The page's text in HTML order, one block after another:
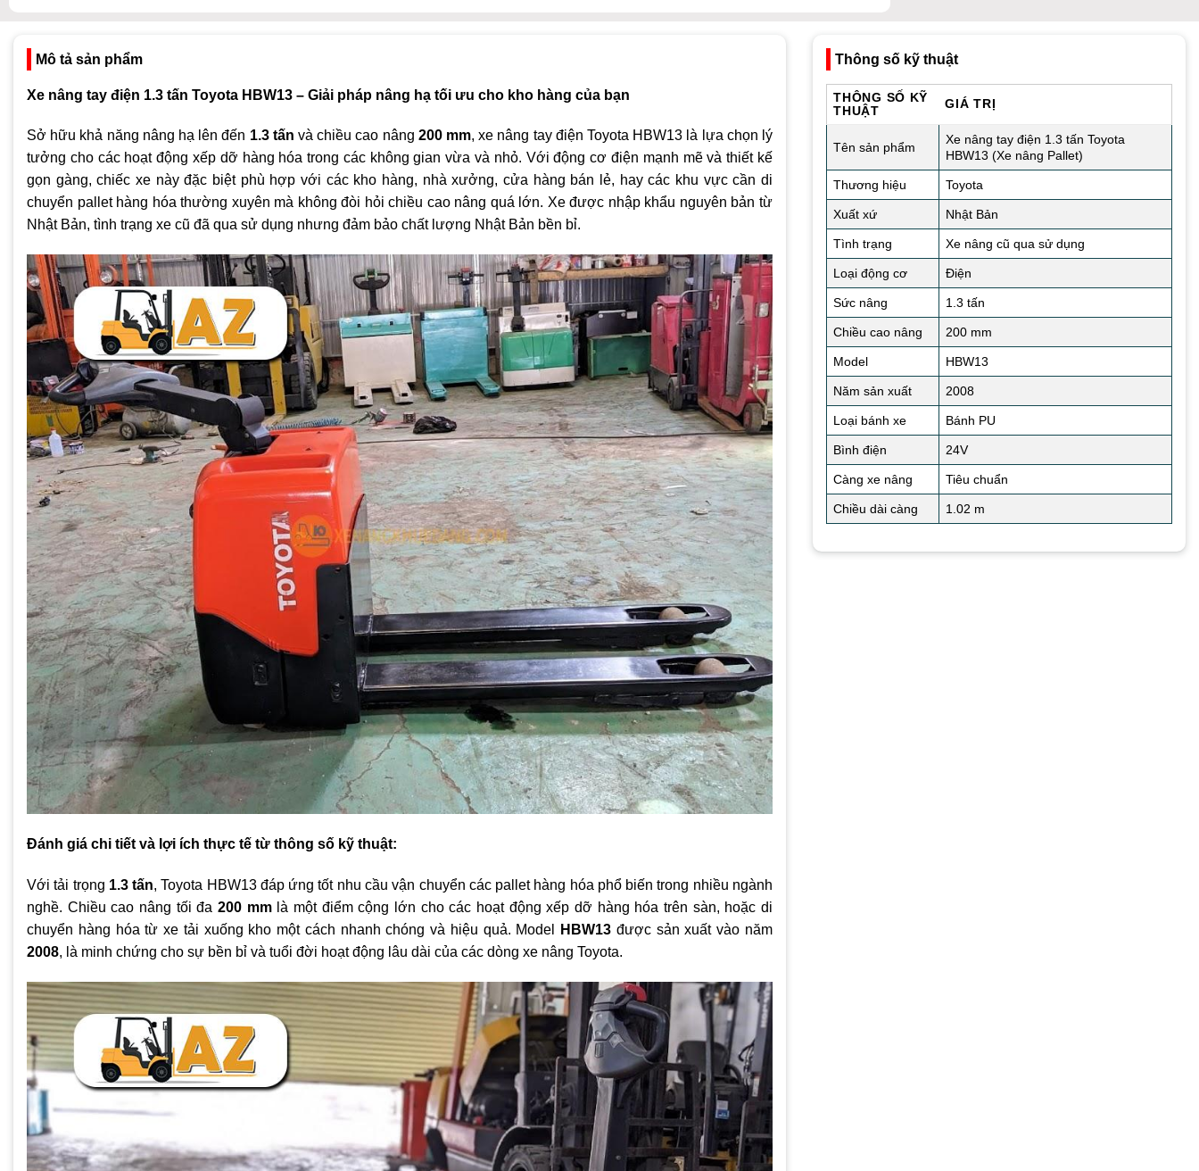
Thông số kỹ thuật
THÔNG SỐ KỸ
THUẬT
GIÁ TRỊ
Tên sản phẩm
Xe nâng tay điện 1.3 tấn Toyota
HBW13 (Xe nâng Pallet)
Thương hiệu Toyota
Xuất xứ Nhật Bản
Tình trạng Xe nâng cũ qua sử dụng
Loại động cơ Điện
Sức nâng 1.3 tấn
Chiều cao nâng 200 mm
Model HBW13
Năm sản xuất 2008
Loại bánh xe Bánh PU
Bình điện 24V
Càng xe nâng Tiêu chuẩn
Chiều dài càng 1.02 m
Mô tả sản phẩm
Xe nâng tay điện 1.3 tấn Toyota HBW13 – Giải pháp nâng hạ tối ưu cho kho hàng của bạn
Sở hữu khả năng nâng hạ lên đến 1.3 tấn và chiều cao nâng 200 mm, xe nâng tay điện Toyota HBW13 là lựa chọn lý
tưởng cho các hoạt động xếp dỡ hàng hóa trong các không gian vừa và nhỏ. Với động cơ điện mạnh mẽ và thiết kế
gọn gàng, chiếc xe này đặc biệt phù hợp với các kho hàng, nhà xưởng, cửa hàng bán lẻ, hay các khu vực cần di
chuyển pallet hàng hóa thường xuyên mà không đòi hỏi chiều cao nâng quá lớn. Xe được nhập khẩu nguyên bản từ
Nhật Bản, tình trạng xe cũ đã qua sử dụng nhưng đảm bảo chất lượng Nhật Bản bền bỉ.
Đánh giá chi tiết và lợi ích thực tế từ thông số kỹ thuật:
Với tải trọng 1.3 tấn, Toyota HBW13 đáp ứng tốt nhu cầu vận chuyển các pallet hàng hóa phổ biến trong nhiều ngành
nghề. Chiều cao nâng tối đa 200 mmlà một điểm cộng lớn cho các hoạt động xếp dỡ hàng hóa trên sàn, hoặc di
chuyển hàng hóa từ xe tải xuống kho một cách nhanh chóng và hiệu quả. Model
HBW13 được sản xuất vào năm
2008, là minh chứng cho sự bền bỉ và tuổi đời hoạt động lâu dài của các dòng xe nâng Toyota.